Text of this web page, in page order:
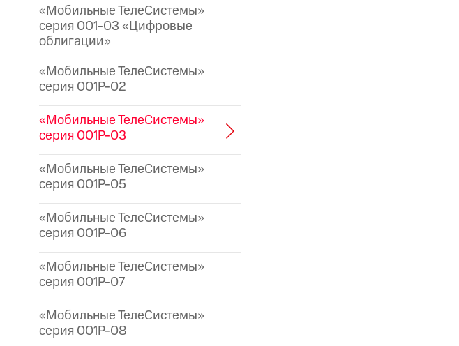
«Мобильные ТелеСистемы»
серия 001-03 «Цифровые
облигации»
«Мобильные ТелеСистемы»
серия 001P-02
«Мобильные ТелеСистемы»
серия 001P-03
«Мобильные ТелеСистемы»
серия 001P-05
«Мобильные ТелеСистемы»
серия 001P-06
«Мобильные ТелеСистемы»
серия 001P-07
«Мобильные ТелеСистемы»
серия 001P-08